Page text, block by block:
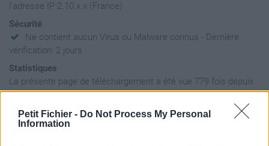
Petit Fichier - Do Not Process My Personal
Information
l'adresse IP 2.10.x.x (France)
Sécurité
Ne contient aucun Virus ou Malware connus - Dernière
vérification: 2 jours
Statistiques
La présente page de téléchargement a été vue 779 fois depuis
l'envoi du fichier
Page de téléchargement
https://www.petit-fichier.fr/2017/08/21/zogzog2-1/